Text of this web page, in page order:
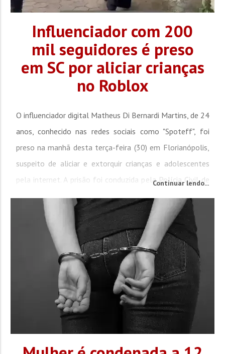
Influenciador com 200
mil seguidores é preso
em SC por aliciar crianças
no Roblox
O influenciador digital Matheus Di Bernardi Martins, de 24
anos, conhecido nas redes sociais como "Spoteff", foi
preso na manhã desta terça-feira (30) em Florianópolis,
suspeito de aliciar e extorquir crianças e adolescentes
pela internet. A prisão foi conduzida pela Polícia Civil de
faz parte da Operação "Game Over", coordenada pela 4ª...
Continuar lendo...